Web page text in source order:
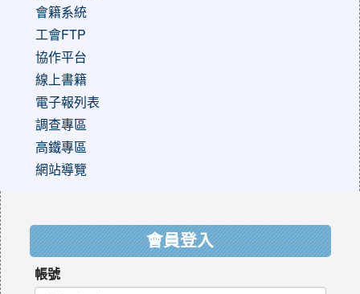
會籍系統
工會FTP
協作平台
線上書籍
電子報列表
調查專區
高鐵專區
網站導覽
會員登入
帳號